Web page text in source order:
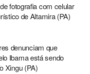
fotografia com celular
de Altamira (PA)
denunciam que
Ibama está sendo
Xingu (PA)